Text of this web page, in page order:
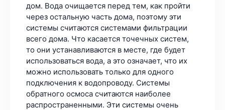
дом. Вода очищается перед тем, как пройти
через остальную часть дома, поэтому эти
системы считаются системами фильтрации
всего дома. Что касается точечных систем,
то они устанавливаются в месте, где будет
использоваться вода, а это означает, что их
можно использовать только для одного
подключения к водопроводу. Системы
обратного осмоса считаются наиболее
распространенными. Эти системы очень